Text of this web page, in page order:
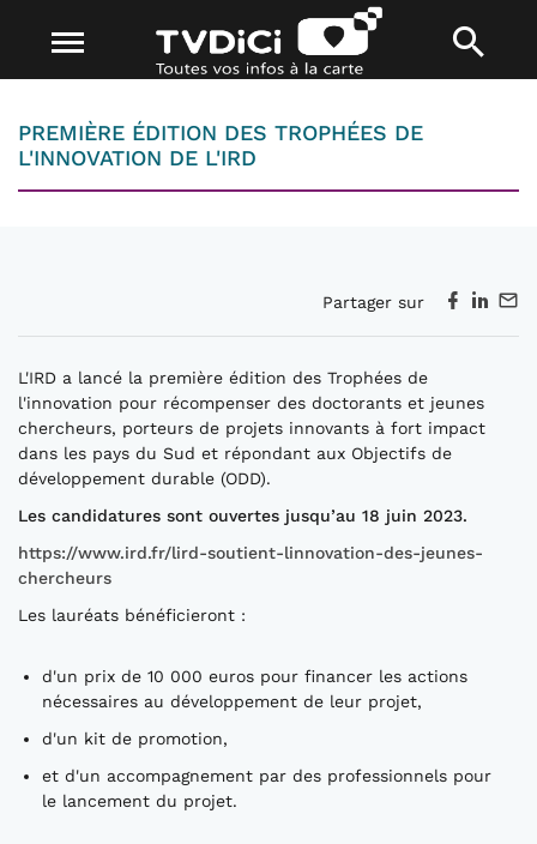
PREMIÈRE ÉDITION DES TROPHÉES DE
L'INNOVATION DE L'IRD
Partager sur
L'IRD a lancé la première édition des Trophées de
l'innovation pour récompenser des doctorants et jeunes
chercheurs, porteurs de projets innovants à fort impact
dans les pays du Sud et répondant aux Objectifs de
développement durable (ODD).
Les candidatures sont ouvertes jusqu’au 18 juin 2023.
https://www.ird.fr/lird-soutient-linnovation-des-jeunes-
chercheurs
Les lauréats bénéficieront :
d'un prix de 10 000 euros pour financer les actions
nécessaires au développement de leur projet,
d'un kit de promotion,
et d'un accompagnement par des professionnels pour
le lancement du projet.